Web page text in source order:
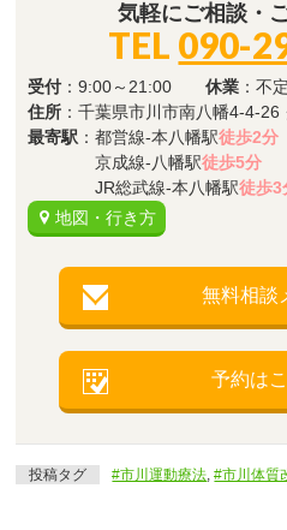
気軽にご相談・
TEL 090-
受付 ：9:00～21:00休業 ：不
住所 ：千葉県市川市南八幡4-4-
最寄駅 ：都営線-本八幡駅徒歩2分
京成線-八幡駅徒歩5分
JR総武線-本八幡駅徒歩3
地図・行き方
無料相談
予約は
投稿タグ #市川運動療法,#市川体質